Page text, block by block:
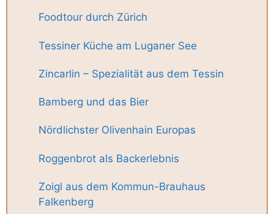
Foodtour durch Zürich
Tessiner Küche am Luganer See
Zincarlin – Spezialität aus dem Tessin
Bamberg und das Bier
Nördlichster Olivenhain Europas
Roggenbrot als Backerlebnis
Zoigl aus dem Kommun-Brauhaus
Falkenberg